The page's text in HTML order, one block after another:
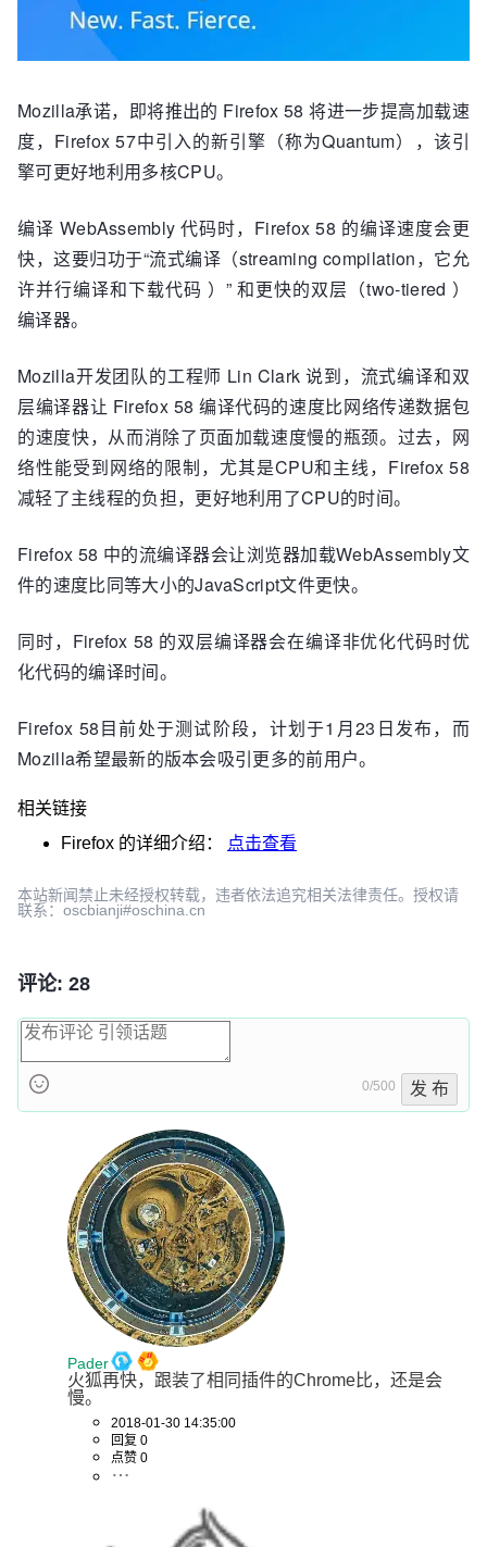
Mozilla承诺，即将推出的 Firefox 58 将进一步提高加载速
度，Firefox 57中引入的新引擎（称为Quantum），该引
擎可更好地利用多核CPU。
编译 WebAssembly 代码时，Firefox 58 的编译速度会更
快，这要归功于“流式编译（streaming compilation，它允
许并行编译和下载代码 ）” 和更快的双层（two-tiered ）
编译器。
Mozilla开发团队的工程师 Lin Clark 说到，流式编译和双
层编译器让 Firefox 58 编译代码的速度比网络传递数据包
的速度快，从而消除了页面加载速度慢的瓶颈。过去，网
络性能受到网络的限制，尤其是CPU和主线，Firefox 58
减轻了主线程的负担，更好地利用了CPU的时间。
Firefox 58 中的流编译器会让浏览器加载WebAssembly文
件的速度比同等大小的JavaScript文件更快。
同时，Firefox 58 的双层编译器会在编译非优化代码时优
化代码的编译时间。
Firefox 58目前处于测试阶段，计划于1月23日发布，而
Mozilla希望最新的版本会吸引更多的前用户。
相关链接
Firefox 的详细介绍： 点击查看
本站新闻禁止未经授权转载，违者依法追究相关法律责任。授权请
联系：oscbianji#oschina.cn
评论: 28
0/500 发 布
Pader
火狐再快，跟装了相同插件的Chrome比，还是会
慢。
2018-01-30 14:35:00
回复 0
点赞 0